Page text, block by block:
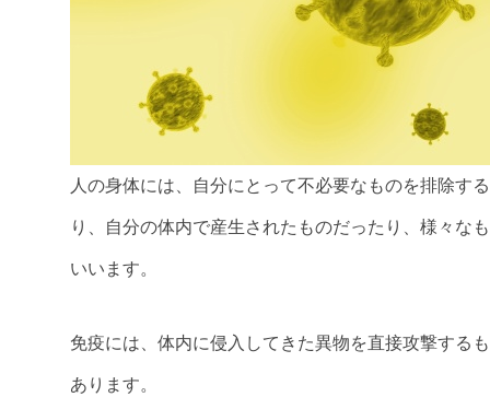
人の身体には、自分にとって不必要なものを排除す
り、自分の体内で産生されたものだったり、様々な
いいます。
免疫には、体内に侵入してきた異物を直接攻撃する
あります。